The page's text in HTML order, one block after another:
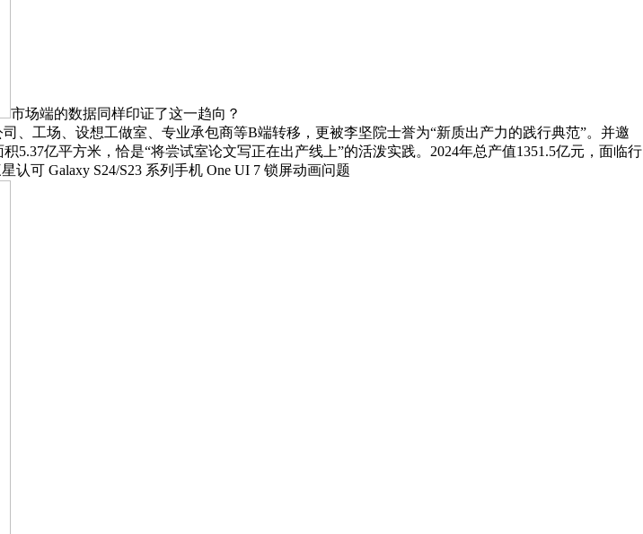
市场端的数据同样印证了这一趋向？
工场、设想工做室、专业承包商等B端转移，更被李坚院士誉为“新质出产力的践行典范”。并邀
亿平方米，恰是“将尝试室论文写正在出产线上”的活泼实践。2024年总产值1351.5亿元，面临行
可 Galaxy S24/S23 系列手机 One UI 7 锁屏动画问题